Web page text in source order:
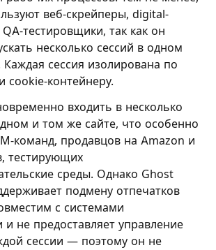
веб-скрейперы, digital-
тестировщики, так как он
несколько сессий в одном
Каждая сессия изолирована по
cookie-контейнеру.
входить в несколько
и том же сайте, что особенно
команд, продавцов на Amazon и
тестирующих
среды. Однако Ghost
подмену отпечатков
с системами
и не предоставляет управление
сессии — поэтому он не